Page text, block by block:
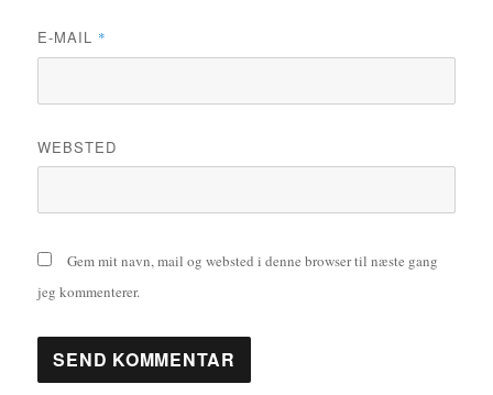
E-MAIL *
WEBSTED
Gem mit navn, mail og websted i denne browser til næste gang
jeg kommenterer.